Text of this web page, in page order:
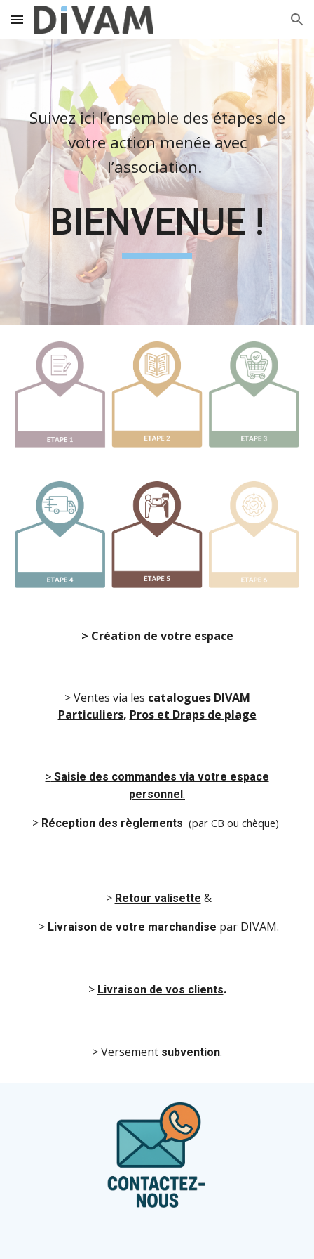
Skip to main content Skip to navigation
Suivez ici l’ensemble des étapes de
votre action menée avec
l’association.
BIENVENUE !
> Création de votre espace
>Ventes via les catalogues DIVAM
Particuliers, Proset Draps de plage
>Saisie des commandes via votre espace
personnel.
> Réception des règlements (par CB ou chèque)
> Retour valisette &
> Livraison de votre marchandise par DIVAM.
> Livraison de vos clients.
>Versement subvention.